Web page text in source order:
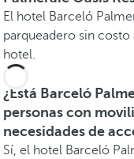
El hotel Barceló
parqueadero sin costo
hotel.
¿Está Barceló
personas con
necesidades de
Sí, el hotel Barceló